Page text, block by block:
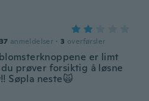
anmeldelser · 3 overførsler
er limt
du prøver forsiktig å løsne
Søpla neste🙀